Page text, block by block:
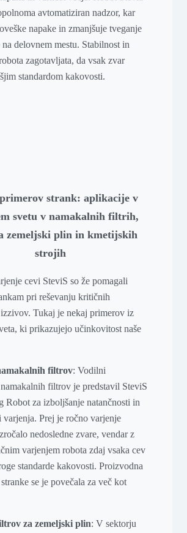
avtomatiziran nadzor, kar
napake in zmanjšuje tveganje
na delovnem mestu. Stabilnost in
zagotavljata, da vsak zvar
standardom kakovosti.
strank: aplikacije v
svetu v namakalnih filtrih,
zemeljski plin in kmetijskih
strojih
cevi SteviS so že pomagali
pri reševanju kritičnih
Tukaj je nekaj primerov iz
ki prikazujejo učinkovitost naše
filtrov: Vodilni
filtrov je predstavil SteviS
Robot za izboljšanje natančnosti in
Prej je ročno varjenje
nedosledne zvare, vendar z
varjenjem robota zdaj vsaka cev
standarde kakovosti. Proizvodna
se je povečala za več kot
za zemeljski plin: V sektorju